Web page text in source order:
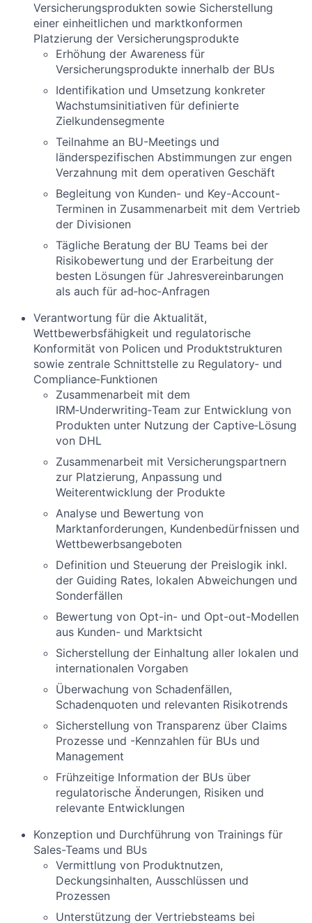
Versicherungsprodukten sowie Sicherstellung
einer einheitlichen und marktkonformen
Platzierung der Versicherungsprodukte
Erhöhung der Awareness für
Versicherungsprodukte innerhalb der BUs
Identifikation und Umsetzung konkreter
Wachstumsinitiativen für definierte
Zielkundensegmente
Teilnahme an BU-Meetings und
länderspezifischen Abstimmungen zur engen
Verzahnung mit dem operativen Geschäft
Begleitung von Kunden- und Key-Account-
Terminen in Zusammenarbeit mit dem Vertrieb
der Divisionen
Tägliche Beratung der BU Teams bei der
Risikobewertung und der Erarbeitung der
besten Lösungen für Jahresvereinbarungen
als auch für ad‑hoc‑Anfragen
Verantwortung für die Aktualität,
Wettbewerbsfähigkeit und regulatorische
Konformität von Policen und Produktstrukturen
sowie zentrale Schnittstelle zu Regulatory‑ und
Compliance‑Funktionen
Zusammenarbeit mit dem
IRM‑Underwriting‑Team zur Entwicklung von
Produkten unter Nutzung der Captive‑Lösung
von DHL
Zusammenarbeit mit Versicherungspartnern
zur Platzierung, Anpassung und
Weiterentwicklung der Produkte
Analyse und Bewertung von
Marktanforderungen, Kundenbedürfnissen und
Wettbewerbsangeboten
Definition und Steuerung der Preislogik inkl.
der Guiding Rates, lokalen Abweichungen und
Sonderfällen
Bewertung von Opt-in- und Opt-out-Modellen
aus Kunden- und Marktsicht
Sicherstellung der Einhaltung aller lokalen und
internationalen Vorgaben
Überwachung von Schadenfällen,
Schadenquoten und relevanten Risikotrends
Sicherstellung von Transparenz über Claims
Prozesse und -Kennzahlen für BUs und
Management
Frühzeitige Information der BUs über
regulatorische Änderungen, Risiken und
relevante Entwicklungen
Konzeption und Durchführung von Trainings für
Sales-Teams und BUs
Vermittlung von Produktnutzen,
Deckungsinhalten, Ausschlüssen und
Prozessen
Unterstützung der Vertriebsteams bei